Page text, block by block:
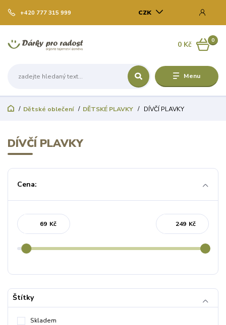
Menu
CZK
+420 777 315 999
0
0 Kč
Dětské oblečení DĚTSKÉ PLAVKY DÍVČÍ PLAVKY
DÍVČÍ PLAVKY
Cena:
Kč Kč
Štítky
Skladem